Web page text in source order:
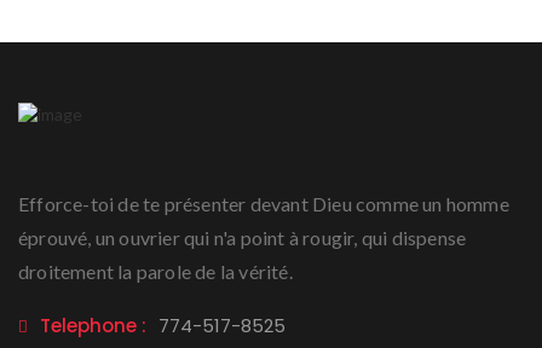
Efforce-toi de te présenter devant Dieu comme un homme
éprouvé, un ouvrier qui n'a point à rougir, qui dispense
droitement la parole de la vérité.
Telephone : 774-517-8525